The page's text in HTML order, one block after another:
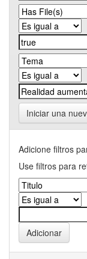
Iniciar una
Adicione filtros
Use filtros para